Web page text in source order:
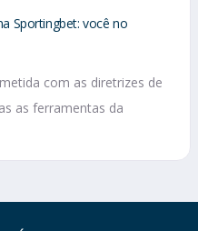
Sportingbet: você no
com as diretrizes de
as ferramentas da